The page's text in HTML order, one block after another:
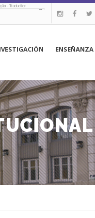
- Traduction
ENSEÑANZA